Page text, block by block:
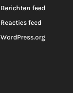
Berichten feed
Reacties feed
WordPress.org